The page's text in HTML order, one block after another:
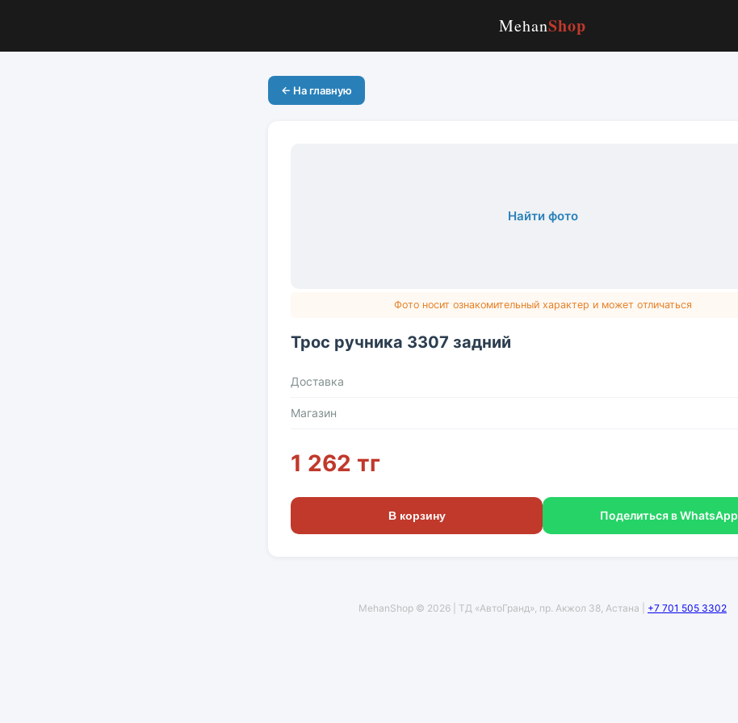
MehanShop
← На главную
Найти фото
Фото носит ознакомительный характер и может отличаться
Трос ручника 3307 задний
Доставка
Магазин
1 262 тг
В корзину Поделиться в WhatsApp
MehanShop © 2026 | ТД «АвтоГранд», пр. Акжол 38, Астана | +7 701 505 3302